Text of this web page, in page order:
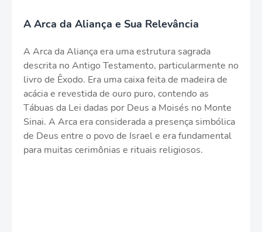
A Arca da Aliança e Sua Relevância
A Arca da Aliança era uma estrutura sagrada
descrita no Antigo Testamento, particularmente no
livro de Êxodo. Era uma caixa feita de madeira de
acácia e revestida de ouro puro, contendo as
Tábuas da Lei dadas por Deus a Moisés no Monte
Sinai. A Arca era considerada a presença simbólica
de Deus entre o povo de Israel e era fundamental
para muitas cerimônias e rituais religiosos.